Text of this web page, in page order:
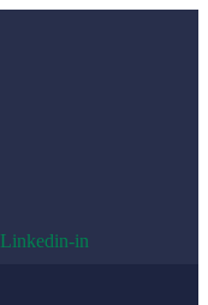
Linkedin-in